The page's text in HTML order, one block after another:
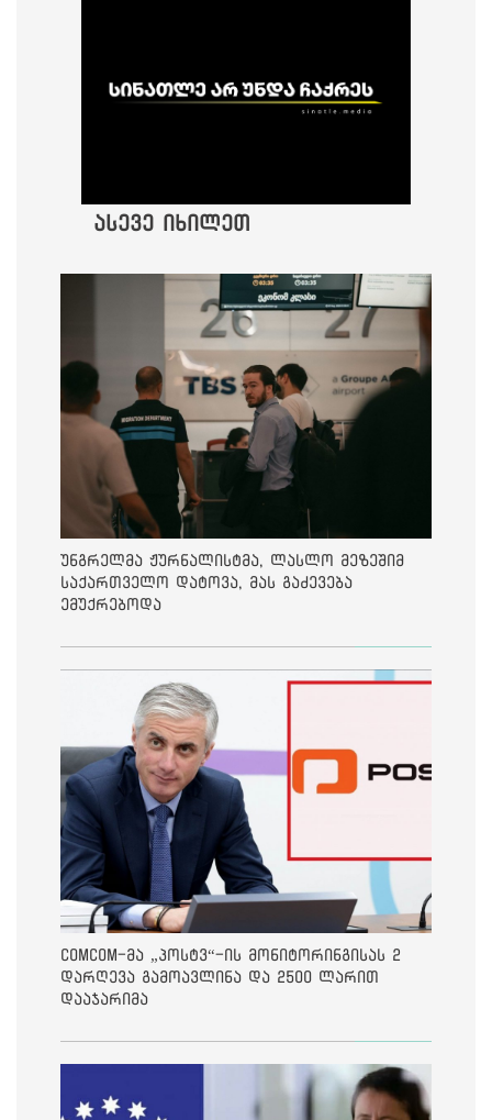
ასევე იხილეთ
უნგრელმა ჟურნალისტმა, ლასლო მეზეშიმ
საქართველო დატოვა, მას გაძევება
ემუქრებოდა
ComCom-მა „პოსტვ“-ის მონიტორინგისას 2
დარღევა გამოავლინა და 2500 ლარით
დააჯარიმა